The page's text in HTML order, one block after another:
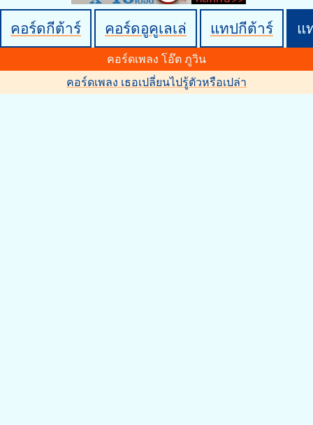
คอร์ดกีต้าร์ คอร์ดอูคูเลเล่ แทปกีต้าร์ แ
คอร์ดเพลง โอ๊ต ภูวิน
คอร์ดเพลง เธอเปลี่ยนไปรู้ตัวหรือเปล่า